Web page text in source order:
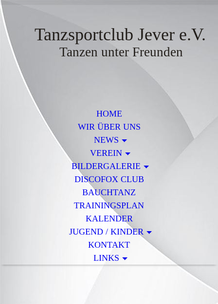
Tanzsportclub Jever e.V.
Tanzen unter Freunden
HOME
WIR ÜBER UNS
NEWS
VEREIN
BILDERGALERIE
DISCOFOX CLUB
BAUCHTANZ
TRAININGSPLAN
KALENDER
JUGEND / KINDER
KONTAKT
LINKS